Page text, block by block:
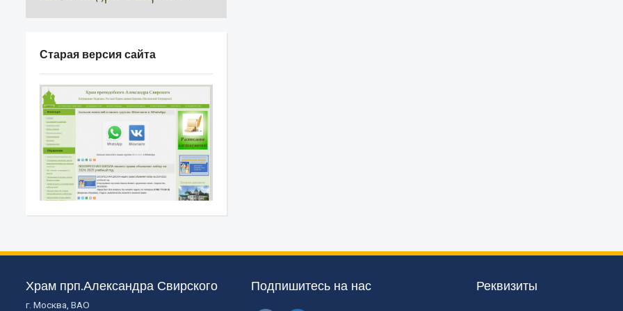
Старая версия сайта
Храм прп.Александра Свирского
г. Москва, ВАО
Подпишитесь на нас Реквизиты